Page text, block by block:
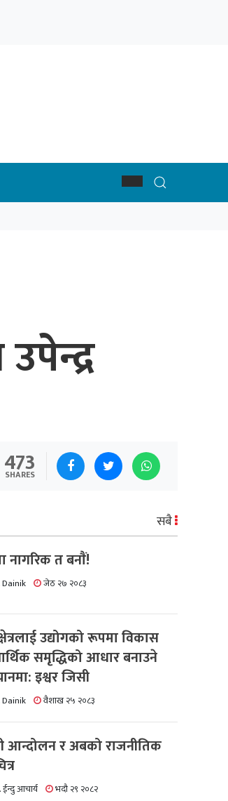
473
SHARES
सबै
नागरिक त बनाैं!
Dainik जेठ २७ २०८३
उद्योगको रूपमा विकास
समृद्धिको आधार बनाउने
इश्वर जिसी
Dainik वैशाख २५ २०८३
आन्दोलन र अबको राजनीतिक
ईन्दु आचार्य भदौ २९ २०८२